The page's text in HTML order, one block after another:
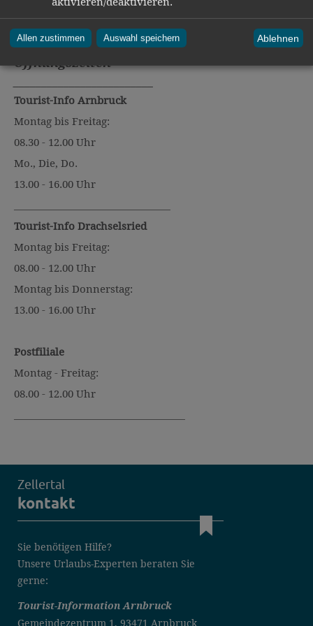
Öffnungszeiten
Tourist-Info Arnbruck
Montag bis Freitag:
08.30 - 12.00 Uhr
Mo., Die, Do.
13.00 - 16.00 Uhr
Tourist-Info Drachselsried
Montag bis Freitag:
08.00 - 12.00 Uhr
Montag bis Donnerstag:
13.00 - 16.00 Uhr
Postfiliale
Montag - Freitag:
08.00 - 12.00 Uhr
Zellertal
kontakt
Sie benötigen Hilfe?
Unsere Urlaubs-Experten beraten Sie
gerne:
Tourist-Information Arnbruck
Gemeindezentrum 1, 93471 Arnbruck
Allen zustimmen Auswahl speichern Ablehnen